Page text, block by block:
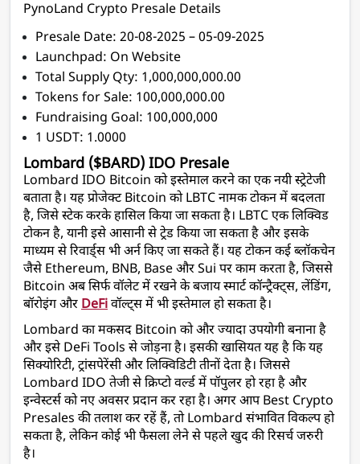
PynoLand Crypto Presale Details
Presale Date: 20-08-2025 – 05-09-2025
Launchpad: On Website
Total Supply Qty: 1,000,000,000.00
Tokens for Sale: 100,000,000.00
Fundraising Goal: 100,000,000
1 USDT: 1.0000
Lombard ($BARD) IDO Presale
Lombard IDO Bitcoin को इस्तेमाल करने का एक नयी स्ट्रेटेजी
बताता है। यह प्रोजेक्ट Bitcoin को LBTC नामक टोकन में बदलता
है, जिसे स्टेक करके हासिल किया जा सकता है। LBTC एक लिक्विड
टोकन है, यानी इसे आसानी से ट्रेड किया जा सकता है और इसके
माध्यम से रिवार्ड्स भी अर्न किए जा सकते हैं। यह टोकन कई ब्लॉकचेन
जैसे Ethereum, BNB, Base और Sui पर काम करता है, जिससे
Bitcoin अब सिर्फ वॉलेट में रखने के बजाय स्मार्ट कॉन्ट्रैक्ट्स, लेंडिंग,
बॉरोइंग और DeFi वॉल्ट्स में भी इस्तेमाल हो सकता है।
Lombard का मकसद Bitcoin को और ज्यादा उपयोगी बनाना है
और इसे DeFi Tools से जोड़ना है। इसकी खासियत यह है कि यह
सिक्योरिटी, ट्रांसपेरेंसी और लिक्विडिटी तीनों देता है। जिससे
Lombard IDO तेजी से क्रिप्टो वर्ल्ड में पॉपुलर हो रहा है और
इन्वेस्टर्स को नए अवसर प्रदान कर रहा है। अगर आप Best Crypto
Presales की तलाश कर रहें हैं, तो Lombard संभावित विकल्प हो
सकता है, लेकिन कोई भी फैसला लेने से पहले खुद की रिसर्च जरुरी
है।